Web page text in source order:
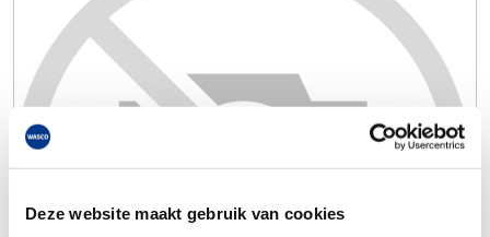
Deze website maakt gebruik van cookies